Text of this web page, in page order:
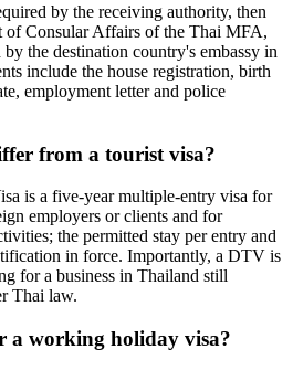
by the receiving authority, then
of Consular Affairs of the Thai MFA,
by the destination country's embassy in
include the house registration, birth
employment letter and police
from a tourist visa?
is a five-year multiple-entry visa for
employers or clients and for
the permitted stay per entry and
in force. Importantly, a DTV is
for a business in Thailand still
Thai law.
a working holiday visa?